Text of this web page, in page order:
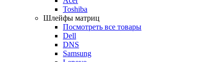
Toshiba
Шлейфы матриц
Посмотреть все товары
Dell
DNS
Samsung